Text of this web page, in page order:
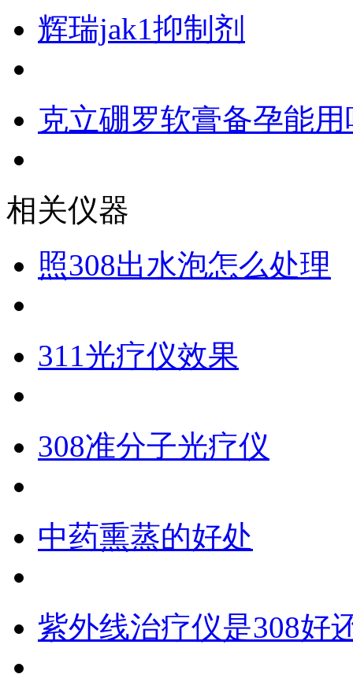
辉瑞jak1抑制剂
克立硼罗软膏备孕能用
相关仪器
照308出水泡怎么处理
311光疗仪效果
308准分子光疗仪
中药熏蒸的好处
紫外线治疗仪是308好